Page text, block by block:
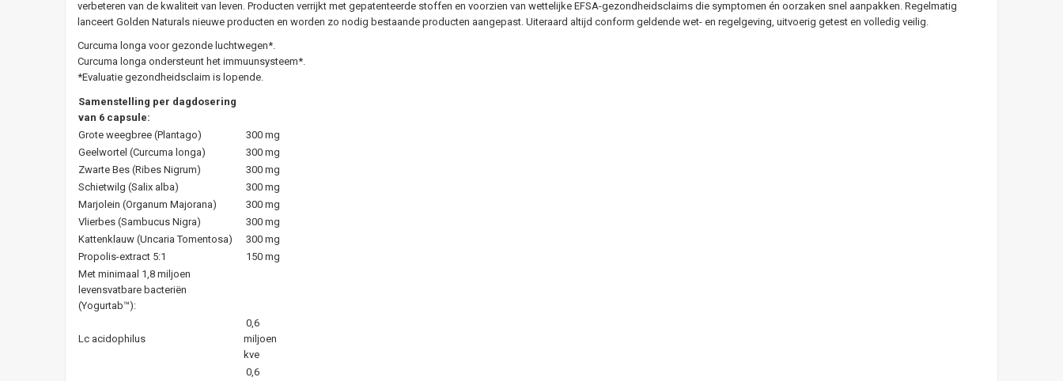
verbeteren van de kwaliteit van leven. Producten verrijkt met gepatenteerde stoffen en voorzien van wettelijke EFSA-gezondheidsclaims die symptomen én oorzaken snel aanpakken. Regelmatig
lanceert Golden Naturals nieuwe producten en worden zo nodig bestaande producten aangepast. Uiteraard altijd conform geldende wet- en regelgeving, uitvoerig getest en volledig veilig.
Curcuma longa voor gezonde luchtwegen*.
Curcuma longa ondersteunt het immuunsysteem*.
*Evaluatie gezondheidsclaim is lopende.
Samenstelling per dagdosering
van 6 capsule:
Grote weegbree (Plantago)
300 mg
Geelwortel (Curcuma longa)
300 mg
Zwarte Bes (Ribes Nigrum)
300 mg
Schietwilg (Salix alba)
300 mg
Marjolein (Organum Majorana)
300 mg
Vlierbes (Sambucus Nigra)
300 mg
Kattenklauw (Uncaria Tomentosa)
300 mg
Propolis-extract 5:1
150 mg
Met minimaal 1,8 miljoen
levensvatbare bacteriën
(Yogurtab™):
Lc acidophilus
0,6
miljoen
kve
0,6